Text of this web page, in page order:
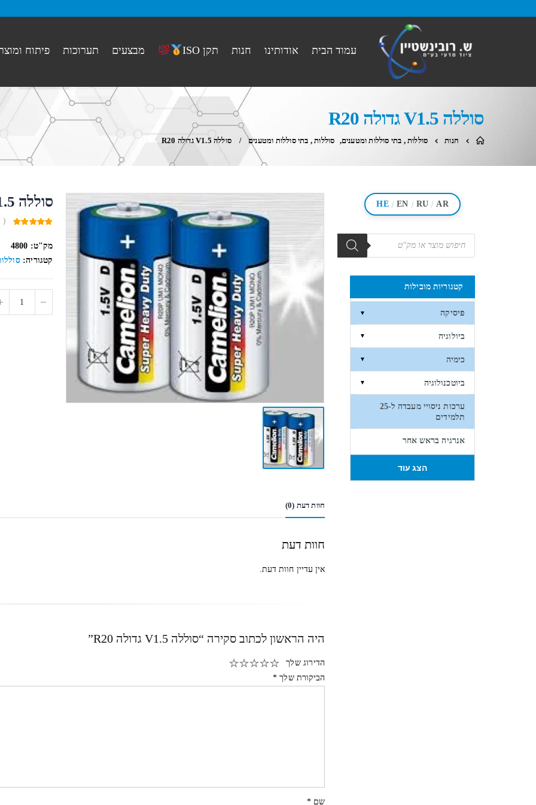
עמוד הבית אודותינו חנות תקן ISO מבצעים תערוכות פיתוח
סוללה V1.5 גדולה R20
חנות סוללות , בתי סוללות ומטענים, סוללות , בתי סוללות ומטענים סוללה V1.5 גדולה R20
סוללה V1.5 גדולה R20
out
of
5
(
מק"ט: 4800
קטגוריה:
חוות דעת (0)
חוות דעת
אין עדיין חוות דעת.
היה הראשון לכתוב סקירה “סוללה V1.5 גדולה R20”
הדירוג שלך
הביקורת שלך *
שם*
HE / EN / RU / AR
מוצרים
search
קטגוריות מובילות
פיסיקה ▼
ביולוגיה ▼
כימיה ▼
ביוטכנולוגיה ▼
ערכות ניסויי מעבדה ל-25
תלמידים
אנרגיה בראש אחר
הצג עוד